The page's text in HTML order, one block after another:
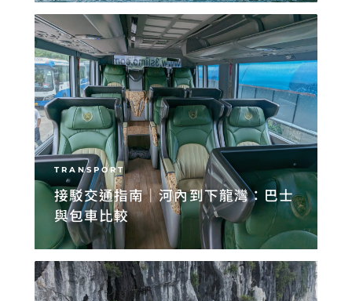
TRANSPORT
接駁交通指南｜河內到下龍灣：巴士
與包車比較